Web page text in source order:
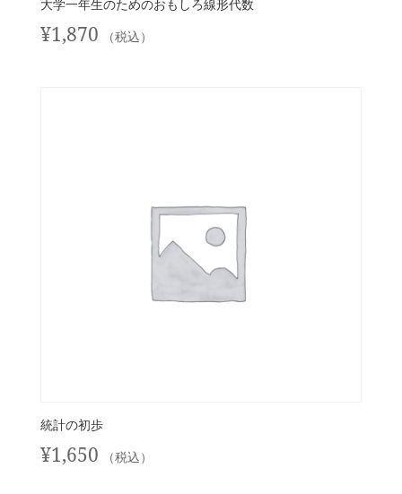
大学一年生のためのおもしろ線形代数
¥1,870 （税込）
統計の初歩
¥1,650 （税込）